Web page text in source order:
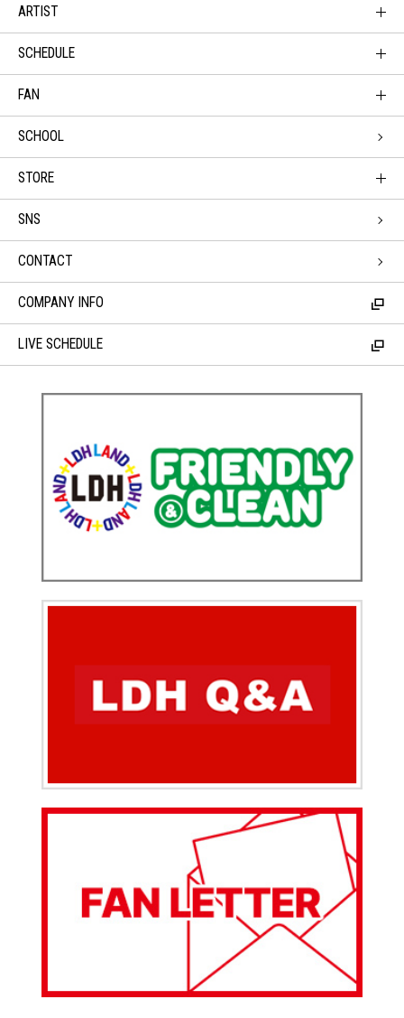
ARTIST
SCHEDULE
FAN
SCHOOL
STORE
SNS
CONTACT
COMPANY INFO
LIVE SCHEDULE